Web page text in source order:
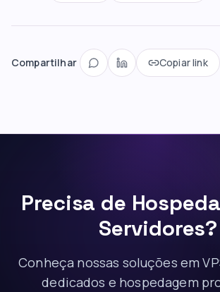
Compartilhar Copiar link
Precisa de
Servidores?
Conheça nossas soluções em
dedicados e hospedagem